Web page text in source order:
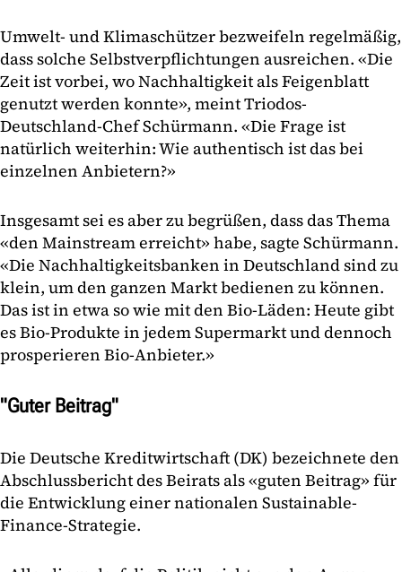
Umwelt- und Klimaschützer bezweifeln regelmäßig,
dass solche Selbstverpflichtungen ausreichen. «Die
Zeit ist vorbei, wo Nachhaltigkeit als Feigenblatt
genutzt werden konnte», meint Triodos-
Deutschland-Chef Schürmann. «Die Frage ist
natürlich weiterhin: Wie authentisch ist das bei
einzelnen Anbietern?»
Insgesamt sei es aber zu begrüßen, dass das Thema
«den Mainstream erreicht» habe, sagte Schürmann.
«Die Nachhaltigkeitsbanken in Deutschland sind zu
klein, um den ganzen Markt bedienen zu können.
Das ist in etwa so wie mit den Bio-Läden: Heute gibt
es Bio-Produkte in jedem Supermarkt und dennoch
prosperieren Bio-Anbieter.»
"Guter Beitrag"
Die Deutsche Kreditwirtschaft (DK) bezeichnete den
Abschlussbericht des Beirats als «guten Beitrag» für
die Entwicklung einer nationalen Sustainable-
Finance-Strategie.